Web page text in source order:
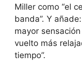
Miller como “el
banda”. Y
mayor
vuelto más
tiempo”.